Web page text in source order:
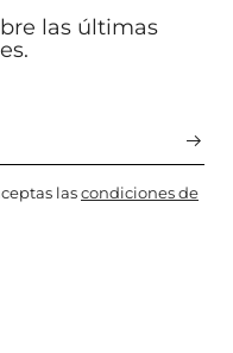
las últimas
lascondiciones de